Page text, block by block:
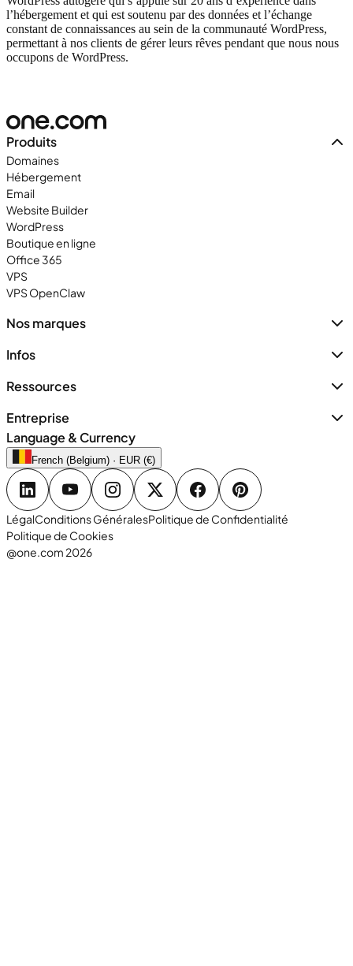
l’hébergement et qui est soutenu par des données et l’échange
constant de connaissances au sein de la communauté WordPress,
permettant à nos clients de gérer leurs rêves pendant que nous nous
occupons de WordPress.
Produits
Domaines
Hébergement
Email
Website Builder
WordPress
Boutique en ligne
Office 365
VPS
VPS OpenClaw
Nos marques
Infos
Ressources
Entreprise
Language & Currency
French (Belgium) · EUR (€)
LégalConditions GénéralesPolitique de Confidentialité
Politique de Cookies
@one.com 2026